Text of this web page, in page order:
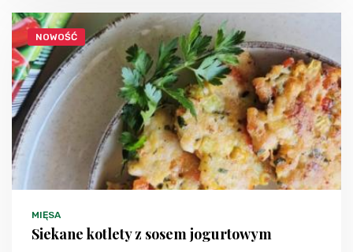
NOWOŚĆ
MIĘSA
Siekane kotlety z sosem jogurtowym